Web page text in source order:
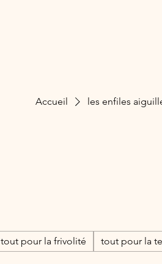
Accueil les enfiles
tout pour la frivolité tout pour la